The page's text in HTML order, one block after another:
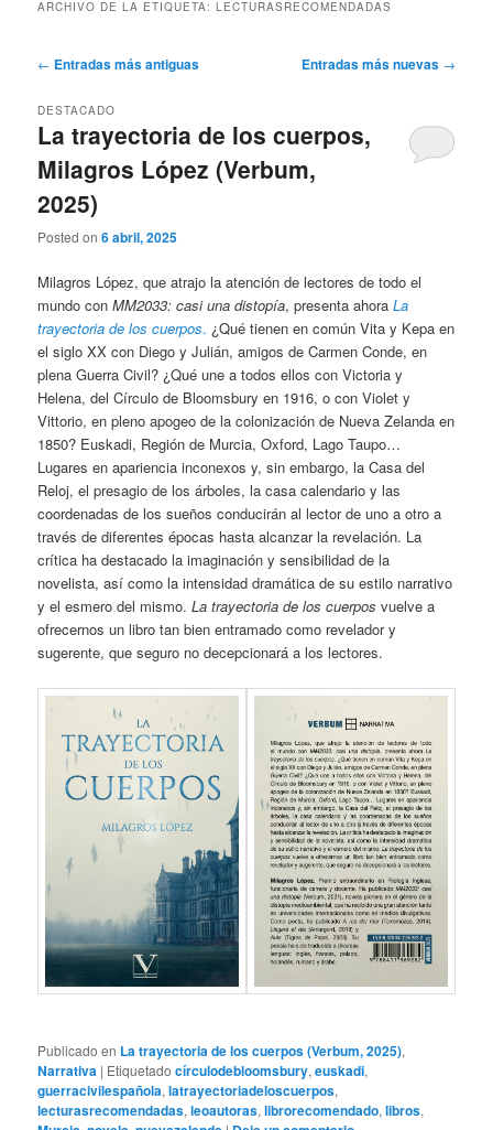
ARCHIVO DE LA ETIQUETA:LECTURASRECOMENDADAS
Navegación
entradas
← Entradas más antiguas Entradas más nuevas →
La trayectoria de los cuerpos,
Milagros López (Verbum,
2025)
DESTACADO
Posted on6 abril, 2025
Milagros López, que atrajo la atención de lectores de todo el
mundo conMM2033: casi una distopía, presenta ahora La
trayectoria de los cuerpos. ¿Qué tienen en común Vita y Kepa en
el siglo XX con Diego y Julián, amigos de Carmen Conde, en
plena Guerra Civil? ¿Qué une a todos ellos con Victoria y
Helena, del Círculo de Bloomsbury en 1916, o con Violet y
Vittorio, en pleno apogeo de la colonización de Nueva Zelanda en
1850? Euskadi, Región de Murcia, Oxford, Lago Taupo…
Lugares en apariencia inconexos y, sin embargo, la Casa del
Reloj, el presagio de los árboles, la casa calendario y las
coordenadas de los sueños conducirán al lector de uno a otro a
través de diferentes épocas hasta alcanzar la revelación. La
crítica ha destacado la imaginación y sensibilidad de la
novelista, así como la intensidad dramática de su estilo narrativo
y el esmero del mismo.La trayectoria de los cuerpos vuelve a
ofrecernos un libro tan bien entramado como revelador y
sugerente, que seguro no decepcionará a los lectores.
Publicado en La trayectoria de los cuerpos (Verbum, 2025),
Narrativa | Etiquetado círculodebloomsbury,euskadi,
guerracivilespañola,latrayectoriadeloscuerpos,
lecturasrecomendadas,leoautoras,librorecomendado,libros,